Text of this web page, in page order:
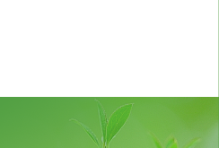
業株式会社